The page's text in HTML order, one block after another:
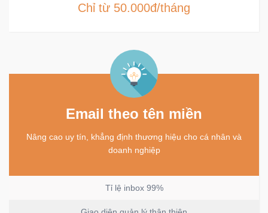
Chỉ từ 50.000đ/tháng
Email theo tên miền
Nâng cao uy tín, khẳng định thương hiệu cho cá nhân và
doanh nghiệp
Tỉ lệ inbox 99%